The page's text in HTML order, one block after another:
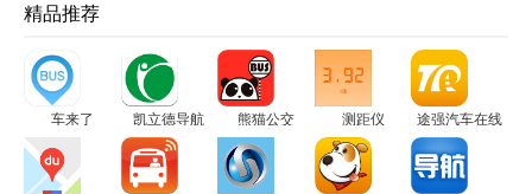
精品推荐
车来了 凯立德导航 熊猫公交 测距仪 途强汽车在线